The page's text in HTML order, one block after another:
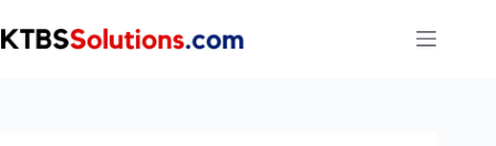
to
content